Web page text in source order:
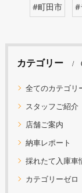
#町田市 #
カテゴリー
全てのカテゴリ
スタッフご紹介
店舗ご案内
納車レポート
採れたて入庫車
カテゴリーゼロ